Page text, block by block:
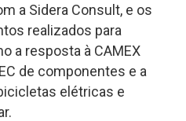
a Sidera Consult, e os
realizados para
a resposta à CAMEX
de componentes e a
elétricas e